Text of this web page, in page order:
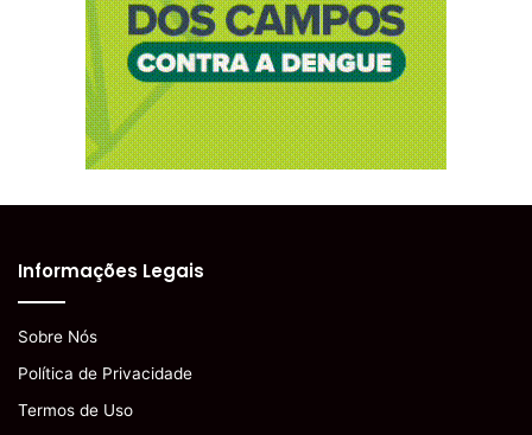
Informações Legais
Sobre Nós
Política de Privacidade
Termos de Uso